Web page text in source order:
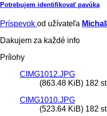
Potrebujem identifikovať pavúka
Príspevok od užívateľa
Dakujem za každé info
Prílohy
CIMG1012.JPG
(863.48 KiB) 182
CIMG1010.JPG
(523.64 KiB) 182